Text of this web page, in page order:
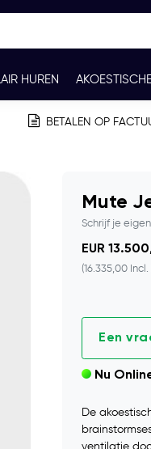
HUREN
BETALEN OP
Mute
Schrijf je
EUR
(16.335,00
Een
Nu
De
ventilatie